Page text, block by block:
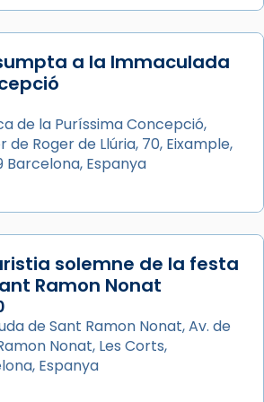
de gràcies en agraïment al
de la visita apostòlica
XIV a Barcelona, i als
a la Catedral de Barcelona.
Barcelona, el cardenal Joan
presidit la missa i l’ha
auxiliar de Barcelona,
Share
de Barcelona
a la Immaculada
de la Puríssima Concepció,
de Roger de Llúria, 70, Eixample,
Barcelona, Espanya
solemne de la festa
Ramon Nonat
de Sant Ramon Nonat, Av. de
Nonat, Les Corts,
Espanya